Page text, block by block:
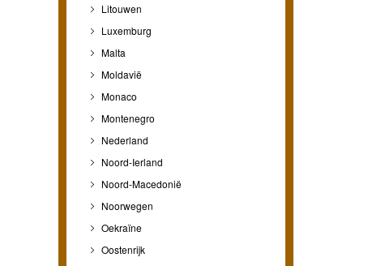
Litouwen
Luxemburg
Malta
Moldavië
Monaco
Montenegro
Nederland
Noord-Ierland
Noord-Macedonië
Noorwegen
Oekraïne
Oostenrijk